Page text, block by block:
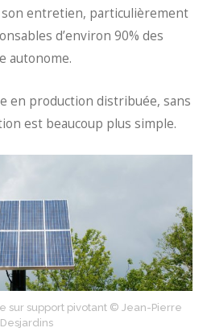
entretien, particulièrement
d’environ 90% des
autonome.
en production distribuée, sans
est beaucoup plus simple.
sur support pivotant © Jean-Pierre
Desjardins